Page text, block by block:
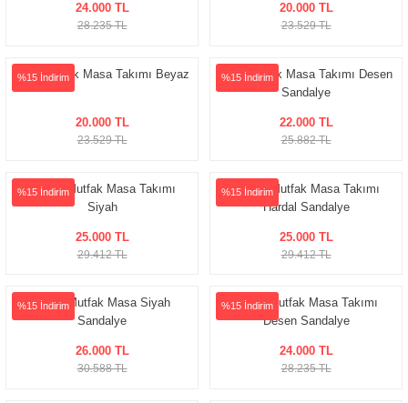
24.000 TL
28.235 TL
20.000 TL
23.529 TL
%15 İndirim
Nara Mutfak Masa Takımı Beyaz
20.000 TL
23.529 TL
%15 İndirim
Kurt Mutfak Masa Takımı Desen
Sandalye
22.000 TL
25.882 TL
%15 İndirim
Boyka Mutfak Masa Takımı
Siyah
25.000 TL
29.412 TL
%15 İndirim
Boyka Mutfak Masa Takımı
Hardal Sandalye
25.000 TL
29.412 TL
%15 İndirim
Kayla Mutfak Masa Siyah
Sandalye
26.000 TL
30.588 TL
%15 İndirim
Kayla Mutfak Masa Takımı
Desen Sandalye
24.000 TL
28.235 TL